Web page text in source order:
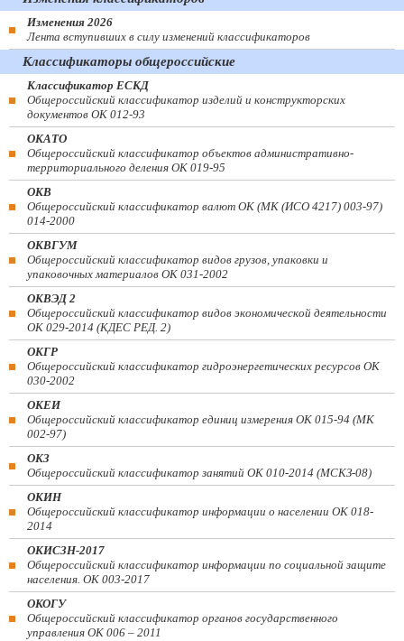
Изменения 2026
Лента вступивших в силу изменений классификаторов
Классификаторы общероссийские
Классификатор ЕСКД
Общероссийский классификатор изделий и конструкторских
документов ОК 012-93
ОКАТО
Общероссийский классификатор объектов административно-
территориального деления ОК 019-95
ОКВ
Общероссийский классификатор валют ОК (МК (ИСО 4217) 003-97)
014-2000
ОКВГУМ
Общероссийский классификатор видов грузов, упаковки и
упаковочных материалов ОК 031-2002
ОКВЭД 2
Общероссийский классификатор видов экономической деятельности
ОК 029-2014 (КДЕС РЕД. 2)
ОКГР
Общероссийский классификатор гидроэнергетических ресурсов ОК
030-2002
ОКЕИ
Общероссийский классификатор единиц измерения ОК 015-94 (МК
002-97)
ОКЗ
Общероссийский классификатор занятий ОК 010-2014 (МСКЗ-08)
ОКИН
Общероссийский классификатор информации о населении ОК 018-
2014
ОКИСЗН-2017
Общероссийский классификатор информации по социальной защите
населения. ОК 003-2017
ОКОГУ
Общероссийский классификатор органов государственного
управления ОК 006 – 2011